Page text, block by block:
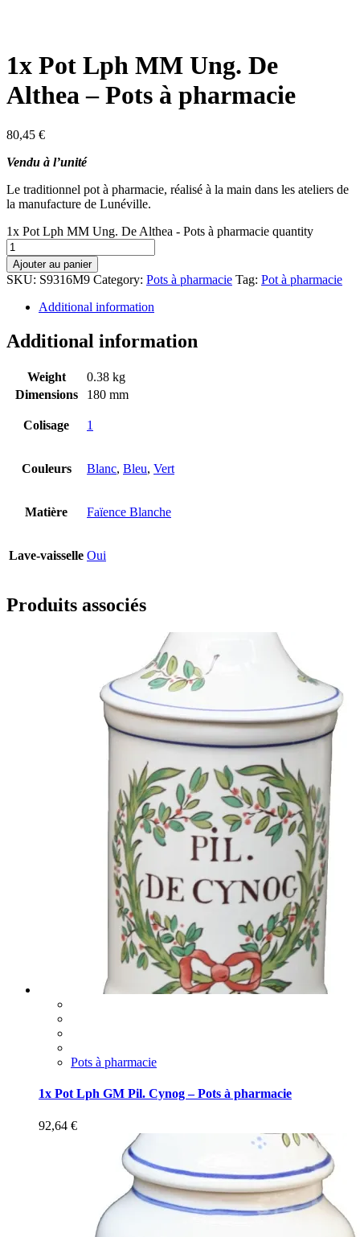
1x Pot Lph MM Ung. De
Althea – Pots à pharmacie
80,45 €
Vendu à l’unité
Le traditionnel pot à pharmacie, réalisé à la main dans les ateliers de
la manufacture de Lunéville.
1x Pot Lph MM Ung. De Althea - Pots à pharmacie quantity
Ajouter au panier
SKU: S9316M9 Category: Pots à pharmacie Tag: Pot à pharmacie
Additional information
Additional information
Weight
0.38 kg
Dimensions
180 mm
Colisage 1
Couleurs Blanc, Bleu, Vert
Matière Faïence Blanche
Lave-vaisselle Oui
Produits associés
Pots à pharmacie
1x Pot Lph GM Pil. Cynog – Pots à pharmacie
92,64 €